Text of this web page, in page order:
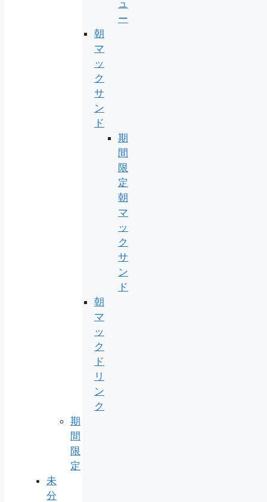
ュ
ー
朝
マ
ッ
ク
サ
ン
ド
期
間
限
定
朝
マ
ッ
ク
サ
ン
ド
朝
マ
ッ
ク
ド
リ
ン
ク
期
間
限
定
未
分